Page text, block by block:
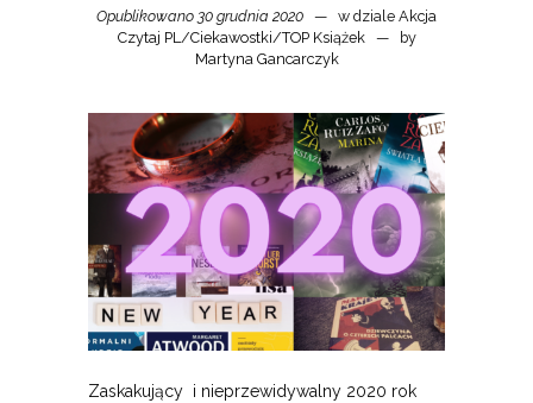
Opublikowano 30 grudnia 2020 w dziale Akcja
Czytaj PL/Ciekawostki/TOP Książek
by
Martyna Gancarczyk
Zaskakujący i nieprzewidywalny 2020 rok